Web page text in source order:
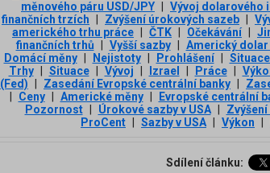
měnového páru USD/JPY
Vývoj dolarového
finančních trzích
Zvýšení úrokových sazeb
amerického trhu práce
ČTK Očekávání
finančních trhů
Vyšší sazby Americký dolar
Domácí měny
Nejistoty Prohlášení
Trhy
Situace Vývoj Izrael Práce
(Fed)
Zasedání Evropské centrální banky
Ceny Americké měny Evropské centrální
Pozornost
Úrokové sazby v USA
ProCent
Sazby v USA Výkon
Sdílení článku: